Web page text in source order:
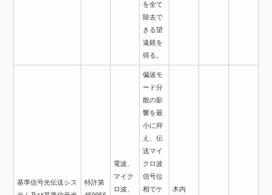
を全て
除去で
きる望
遠鏡を
得る。
基準信号光伝送シス
特許第
電波、
マイク
ロ波、
偏波モ
ード分
散の影
響を最
小に抑
え、伝
送マイ
クロ波
信号位
相でケ
木内